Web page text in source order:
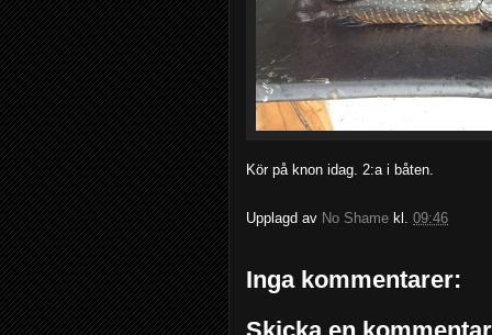
Kör på knon idag. 2:a i båten.
Upplagd av No Shame kl. 09:46
Inga kommentarer:
Skicka en kommentar